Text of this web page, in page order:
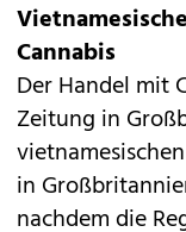
Cannabis
Der Handel mit
Zeitung in
in
nachdem die